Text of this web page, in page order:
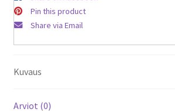
Mop
Pro
-
määrä
Pin this product
Share via Email
Kuvaus
Arviot (0)